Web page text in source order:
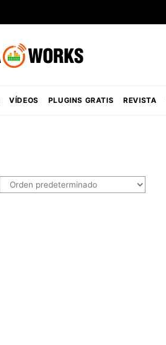
VÍDEOS PLUGINS GRATIS REVISTA